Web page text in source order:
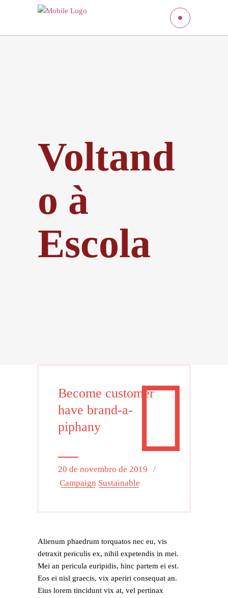
Voltand
o à
Escola
Become customer
have brand-a-
piphany
20 de novembro de 2019
Campaign Sustainable
Alienum phaedrum torquatos nec eu, vis
detraxit periculis ex, nihil expetendis in mei.
Mei an pericula euripidis, hinc partem ei est.
Eos ei nisl graecis, vix aperiri consequat an.
Eius lorem tincidunt vix at, vel pertinax